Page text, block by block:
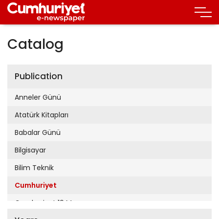
Catalog
Publication
Anneler Günü
Atatürk Kitapları
Babalar Günü
Bilgisayar
Bilim Teknik
Cumhuriyet
Cumhuriyet 19 Mayıs